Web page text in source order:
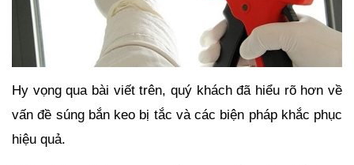
Hy vọng qua bài viết trên, quý khách đã hiểu rõ hơn về
vấn đề súng bắn keo bị tắc và các biện pháp khắc phục
hiệu quả.